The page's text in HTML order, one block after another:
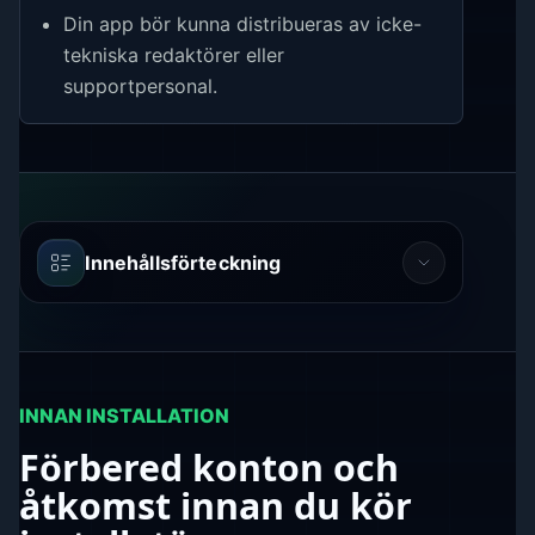
Din app bör kunna distribueras av icke-
tekniska redaktörer eller
supportpersonal.
Innehållsförteckning
INNAN INSTALLATION
Förbered konton och
åtkomst innan du kör